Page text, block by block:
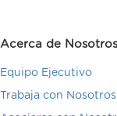
Acerca de Nosotros
Equipo Ejecutivo
Trabaja con Nosotros